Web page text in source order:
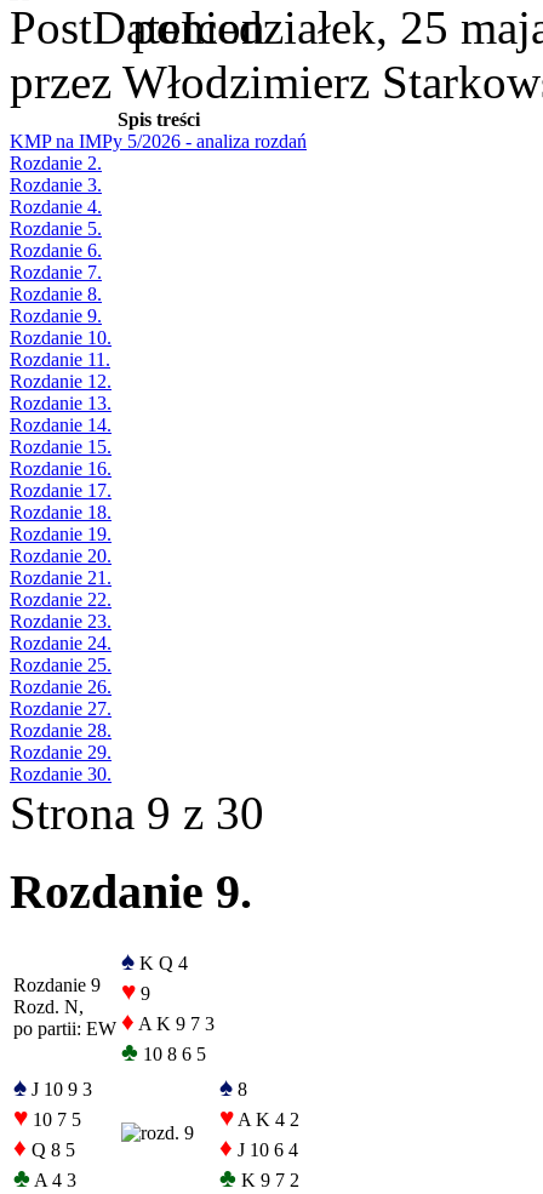
poniedziałek, 25
przez Włodzimierz
Spis treści
KMP na IMPy 5/2026 - analiza rozdań
Rozdanie 2.
Rozdanie 3.
Rozdanie 4.
Rozdanie 5.
Rozdanie 6.
Rozdanie 7.
Rozdanie 8.
Rozdanie 9.
Rozdanie 10.
Rozdanie 11.
Rozdanie 12.
Rozdanie 13.
Rozdanie 14.
Rozdanie 15.
Rozdanie 16.
Rozdanie 17.
Rozdanie 18.
Rozdanie 19.
Rozdanie 20.
Rozdanie 21.
Rozdanie 22.
Rozdanie 23.
Rozdanie 24.
Rozdanie 25.
Rozdanie 26.
Rozdanie 27.
Rozdanie 28.
Rozdanie 29.
Rozdanie 30.
Strona 9 z 30
Rozdanie 9.
Rozdanie 9
Rozd. N,
po partii: EW
♠ K Q 4
♥ 9
♦ A K 9 7 3
♣ 10 8 6 5
♠ J 10 9 3
♥ 10 7 5
♦ Q 8 5
♣ A 4 3
♠ 8
♥ A K 4 2
♦ J 10 6 4
♣ K 9 7 2